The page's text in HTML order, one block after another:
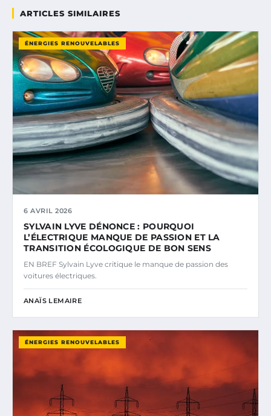
ARTICLES SIMILAIRES
ÉNERGIES RENOUVELABLES
6 AVRIL 2026
SYLVAIN LYVE DÉNONCE : POURQUOI
L’ÉLECTRIQUE MANQUE DE PASSION ET LA
TRANSITION ÉCOLOGIQUE DE BON SENS
EN BREF Sylvain Lyve critique le manque de passion des
voitures électriques.
ANAÏS LEMAIRE
ÉNERGIES RENOUVELABLES